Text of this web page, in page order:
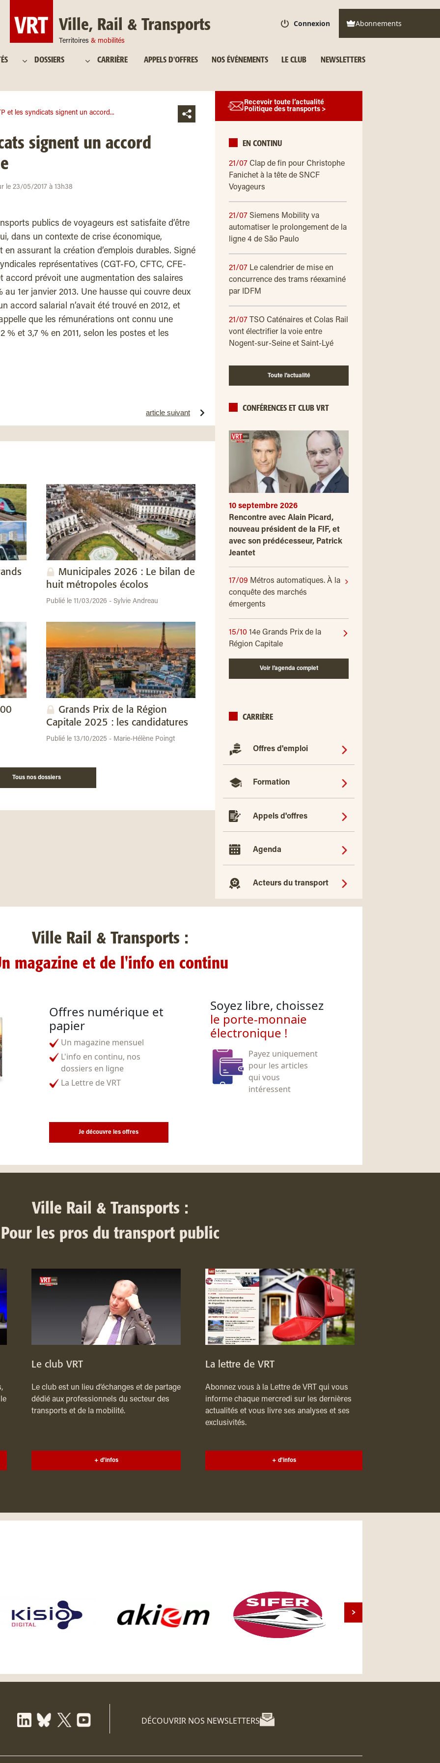
Ville, Rail & Transports
Territoires & mobilités
Connexion Abonnements
DOSSIERS CARRIÈRE APPELS D'OFFRES NOS ÉVÉNEMENTS LE CLUB NEWSLETTERS
et les syndicats signent un accord...
signent un accord
le 23/05/2017 à 13h38
publics de voyageurs est satisfaite d’être
dans un contexte de crise économique,
assurant la création d’emplois durables. Signé
représentatives (CGT-FO, CFTC, CFE-
accord prévoit une augmentation des salaires
1er janvier 2013. Une hausse qui couvre deux
accord salarial n’avait été trouvé en 2012, et
que les rémunérations ont connu une
% et 3,7 % en 2011, selon les postes et les
article suivant
Municipales 2026 : Le bilan de
huit métropoles écolos
Publié le 11/03/2026 - Sylvie Andreau
Grands Prix de la Région
Capitale 2025 : les candidatures
Publié le 13/10/2025 - Marie-Hélène Poingt
Tous nos dossiers
Recevoir toute l’actualité
Politique des transports >
EN CONTINU
21/07 Clap de fin pour Christophe
Fanichet à la tête de SNCF
Voyageurs
21/07 Siemens Mobility va
automatiser le prolongement de la
ligne 4 de São Paulo
21/07 Le calendrier de mise en
concurrence des trams réexaminé
par IDFM
21/07
TSO Caténaires et Colas Rail
vont électrifier la voie entre
Nogent-sur-Seine et Saint-Lyé
Toute l’actualité
CONFÉRENCES ET CLUB VRT
10 septembre 2026
Rencontre avec Alain Picard,
nouveau président de la FIF, et
avec son prédécesseur, Patrick
Jeantet
17/09 Métros automatiques. À la
conquête des marchés
émergents
15/10 14e Grands Prix de la
Région Capitale
Voir l’agenda complet
CARRIÈRE
Offres d'emploi
Formation
Appels d'offres
Agenda
Acteurs du transport
Ville Rail & Transports :
magazine et de l'info en continu
Offres numérique et
papier
Un magazine mensuel
L'info en continu, nos
dossiers en ligne
La Lettre de VRT
Soyez libre, choissez
le porte-monnaie
électronique !
Payez uniquement
pour les articles
qui vous
intéressent
Je découvre les offres
Ville Rail & Transports :
Pour les pros du transport public
Le club VRT
Le club est un lieu d’échanges et de partage
dédié aux professionnels du secteur des
transports et de la mobilité.
+ d'infos
La lettre de VRT
Abonnez vous à la Lettre de VRT qui vous
informe chaque mercredi sur les dernières
actualités et vous livre ses analyses et ses
exclusivités.
+ d'infos
DÉCOUVRIR NOS NEWSLETTERS